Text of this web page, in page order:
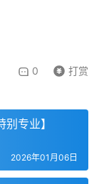
0 打赏
专业】
2026年01月06日